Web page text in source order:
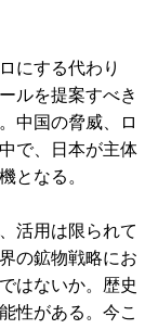
にする代わり
ルを提案すべき
中国の脅威、ロ
で、日本が主体
となる。
活用は限られて
の鉱物戦略にお
はないか。歴史
性がある。今こ